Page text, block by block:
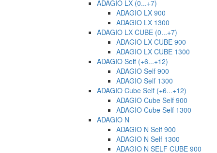
ADAGIO LX (0...+7)
ADAGIO LX 900
ADAGIO LX 1300
ADAGIO LX CUBE (0...+7)
ADAGIO LX CUBE 900
ADAGIO LX CUBE 1300
ADAGIO Self (+6...+12)
ADAGIO Self 900
ADAGIO Self 1300
ADAGIO Cube Self (+6...+12)
ADAGIO Cube Self 900
ADAGIO Cube Self 1300
ADAGIO N
ADAGIO N Self 900
ADAGIO N Self 1300
ADAGIO N SELF CUBE 900